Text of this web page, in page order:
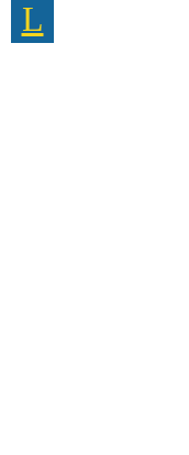
Passar para o conteúdo
L